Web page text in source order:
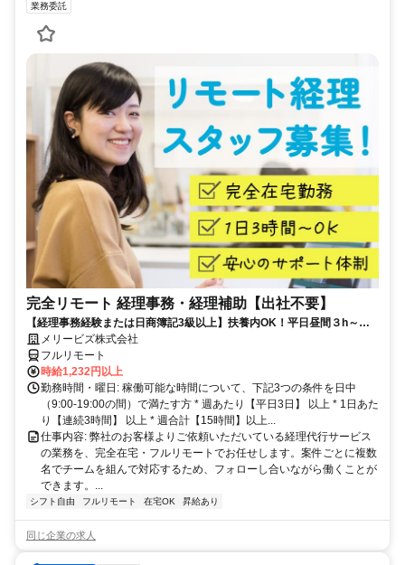
業務委託
完全リモート 経理事務・経理補助【出社不要】
【経理事務経験または日商簿記3級以上】扶養内OK！平日昼間３h～。
完全在宅で育児・介護中の方も大歓迎♪
メリービズ株式会社
フルリモート
時給1,232円以上
勤務時間・曜日: 稼働可能な時間について、下記3つの条件を日中
（9:00-19:00の間）で満たす方 * 週あたり【平日3日】 以上 * 1日あた
り【連続3時間】 以上 * 週合計【15時間】以上...
仕事内容: 弊社のお客様よりご依頼いただいている経理代行サービス
の業務を、完全在宅・フルリモートでお任せします。案件ごとに複数
名でチームを組んで対応するため、フォローし合いながら働くことが
できます。...
シフト自由 フルリモート 在宅OK 昇給あり
同じ企業の求人